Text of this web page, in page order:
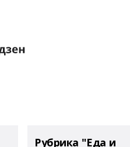
Рубрика "Еда и